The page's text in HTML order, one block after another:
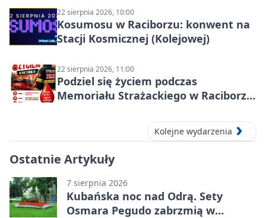
22 sierpnia 2026, 10:00
Kosumosu w Raciborzu: konwent na
Stacji Kosmicznej (Kolejowej)
22 sierpnia 2026, 11:00
Podziel się życiem podczas
Memoriału Strażackiego w Raciborzu
Kolejne wydarzenia
Ostatnie Artykuły
7 sierpnia 2026
Kubańska noc nad Odrą. Sety
Osmara Pegudo zabrzmią w